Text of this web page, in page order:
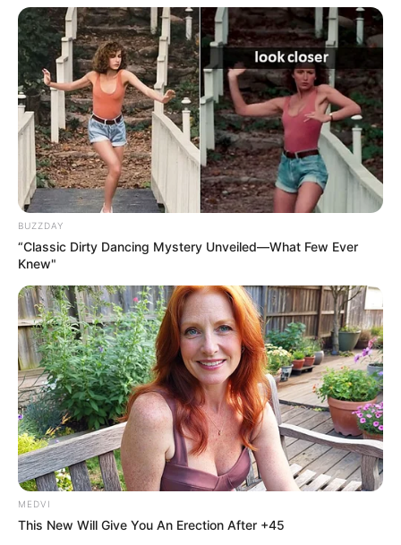
ความรัก
ความรักคุณเหมือนอาหารจานไหน
ความรักเหมือนอาหารจานไหน
อาหาร
อาหารจานไหนเหมือนความรักคุณ
นักเขียน
อิสฺวาสุ
เชื่อในสิ่งที่เฮ็ด เฮ็ดในสิ่งที่เชื่อ
เนื้อหาที่ได้รับการโปรโมต
Take A Look At Demi Moore's Most Iconic And
Provocative Roles
BRAINBERRIES
BUZZDAY
“Classic Dirty Dancing Mystery Unveiled—What Few Ever
Knew"
MEDVI
This New Will Give You An Erection After +45